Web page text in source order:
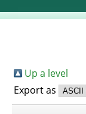
Up a level
Export as